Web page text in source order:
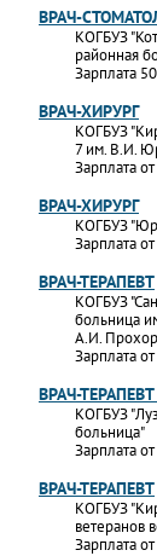
ВРАЧ-
КОГБУЗ
районная
Зарплата
ВРАЧ-ХИРУРГ
КОГБУЗ
7 им. В.И.
Зарплата
ВРАЧ-ХИРУРГ
КОГБУЗ
Зарплата
ВРАЧ-ТЕРАПЕВТ
КОГБУЗ
больница
А.И.
Зарплата
ВРАЧ-
КОГБУЗ
больница"
Зарплата
ВРАЧ-ТЕРАПЕВТ
КОГБУЗ
ветеранов
Зарплата